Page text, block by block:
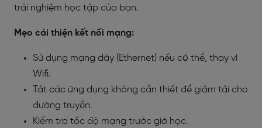
trải nghiệm học tập của bạn.
Mẹo cải thiện kết nối mạng:
Sử dụng mạng dây (Ethernet) nếu có thể, thay vì
Wifi.
Tắt các ứng dụng không cần thiết để giảm tải cho
đường truyền.
Kiểm tra tốc độ mạng trước giờ học.